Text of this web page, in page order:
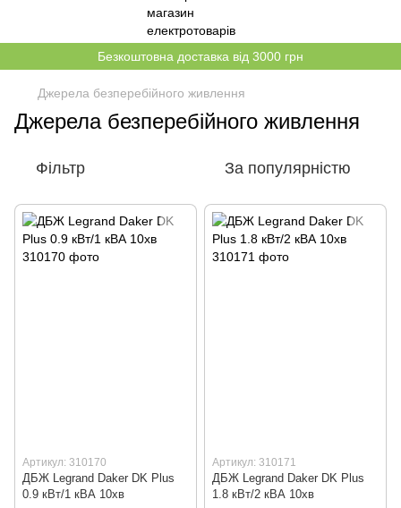
Безкоштовна доставка від 3000 грн
Джерела безперебійного живлення
Джерела безперебійного живлення
Фільтр За популярністю
Артикул: 310170
ДБЖ Legrand Daker DK Plus
0.9 кВт/1 кВА 10хв
Артикул: 310171
ДБЖ Legrand Daker DK Plus
1.8 кВт/2 кВА 10хв